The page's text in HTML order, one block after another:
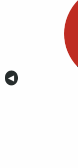
Anterior
◀︎